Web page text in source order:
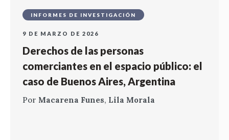
INFORMES DE INVESTIGACIÓN
9 DE MARZO DE 2026
Derechos de las personas
comerciantes en el espacio público: el
caso de Buenos Aires, Argentina
Por Macarena Funes, Lila Morala